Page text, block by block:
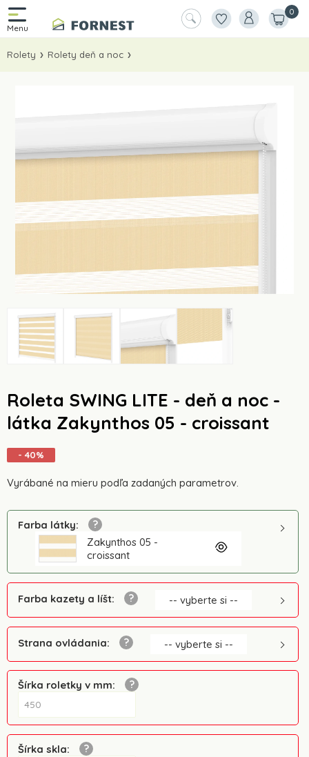
0
Rolety Rolety deň a noc
Roleta SWING LITE - deň a noc -
látka Zakynthos 05 - croissant
- 40%
Vyrábané na mieru podľa zadaných parametrov.
Farba látky:
Zakynthos 05 -
croissant
Farba kazety a líšt: -- vyberte si --
Strana ovládania: -- vyberte si --
Šírka roletky v mm:
Šírka skla: